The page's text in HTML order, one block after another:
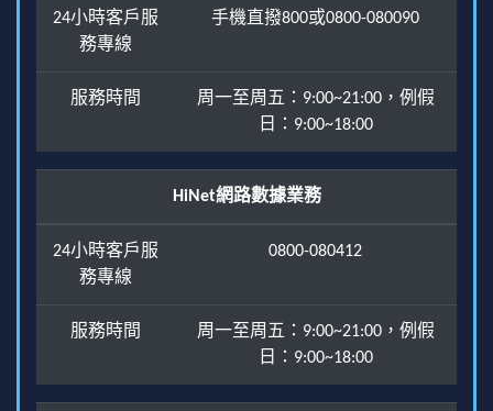
24小時客戶服
務專線
手機直撥800或0800-080090
服務時間
周一至周五：9:00~21:00，例假
日：9:00~18:00
HiNet網路數據業務
24小時客戶服
務專線
0800-080412
服務時間
周一至周五：9:00~21:00，例假
日：9:00~18:00